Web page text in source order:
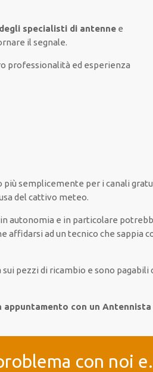
specialisti di antenne e
il segnale.
professionalità ed esperienza
più semplicemente per i canali
del cattivo meteo.
in autonomia e in particolare
affidarsi ad untecnico che sappia
sui pezzi di ricambio e sono pagabili
con un
con noi